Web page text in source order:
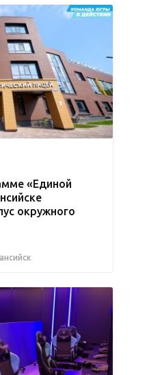
«Единой
окружного